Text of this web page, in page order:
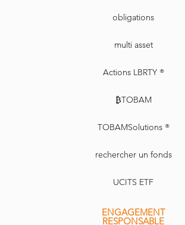
obligations
multi asset
Actions LBRTY ®
₿TOBAM
TOBAMSolutions ®
rechercher un fonds
UCITS ETF
ENGAGEMENT
RESPONSABLE